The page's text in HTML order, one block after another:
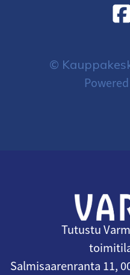
©
Tutustu
Salmisaarenranta 11,